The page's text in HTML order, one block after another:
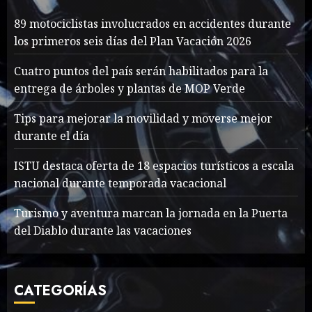
1
89 motociclistas
involucrados en
accidentes durante los
primeros seis días del Plan
Vacación 2026
AGOSTO 7, 2026 45
2
Searching for the
forgotten heroes of World
War Two
MAYO 14, 2024 861
Sex Talk? Its About Weight
89 motociclistas involucrados en accidentes durante
los primeros seis días del Plan Vacación 2026
Cuatro puntos del país serán habilitados para la
entrega de árboles y plantas de MOP Verde
Tips para mejorar la movilidad y moverse mejor
durante el día
ISTU destaca oferta de 18 espacios turísticos a escala
nacional durante temporada vacacional
Turismo y aventura marcan la jornada en la Puerta
del Diablo durante las vacaciones
CATEGORÍAS